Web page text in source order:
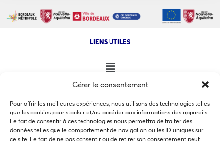
Gérer le consentement
Pour offrir les meilleures expériences, nous utilisons des technologies telles
que les cookies pour stocker et/ou accéder aux informations des appareils.
Le fait de consentir à ces technologies nous permettra de traiter des
données telles que le comportement de navigation ou les ID uniques sur
ce site. Le fait de ne pas consentir ou de retirer son consentement peut
LIENS UTILES
NOS AUTRES SITES